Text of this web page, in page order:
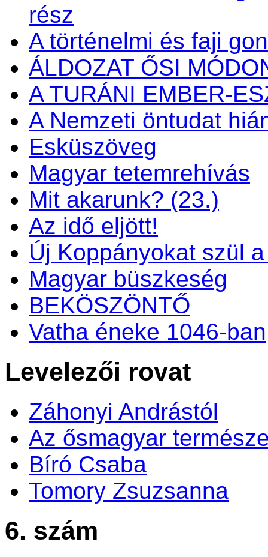
rész
A történelmi és faji
ÁLDOZAT ŐSI
A TURÁNI EMBER-
A Nemzeti öntudat
Esküszöveg
Magyar tetemrehívás
Mit akarunk? (23.)
Az idő eljött!
Új Koppányokat szül
Magyar büszkeség
BEKÖSZÖNTŐ
Vatha éneke 1046-ban
Levelezői rovat
Záhonyi Andrástól
Az ősmagyar
Bíró Csaba
Tomory Zsuzsanna
6. szám